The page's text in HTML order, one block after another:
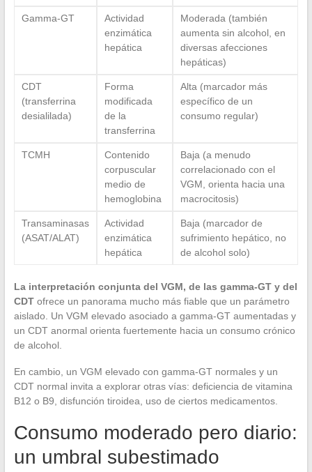
Gamma-GT
Actividad
enzimática
hepática
Moderada (también
aumenta sin alcohol, en
diversas afecciones
hepáticas)
CDT
(transferrina
desialilada)
Forma
modificada
de la
transferrina
Alta (marcador más
específico de un
consumo regular)
TCMH
Contenido
corpuscular
medio de
hemoglobina
Baja (a menudo
correlacionado con el
VGM, orienta hacia una
macrocitosis)
Transaminasas
(ASAT/ALAT)
Actividad
enzimática
hepática
Baja (marcador de
sufrimiento hepático, no
de alcohol solo)
La interpretación conjunta del VGM, de las gamma-GT y del
CDTofrece un panorama mucho más fiable que un parámetro
aislado. Un VGM elevado asociado a gamma-GT aumentadas y
un CDT anormal orienta fuertemente hacia un consumo crónico
de alcohol.
En cambio, un VGM elevado con gamma-GT normales y un
CDT normal invita a explorar otras vías: deficiencia de vitamina
B12 o B9, disfunción tiroidea, uso de ciertos medicamentos.
Consumo moderado pero diario:
un umbral subestimado